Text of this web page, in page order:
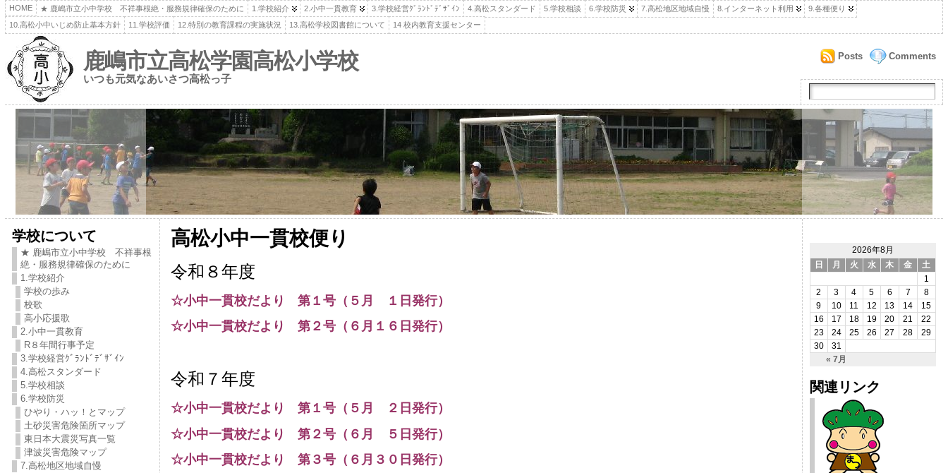
HOME ★ 鹿嶋市立小中学校 不祥事根絶・服務規律確保のために 1.学校紹介 2.小中一貫教育 3.学校経営ｸﾞﾗﾝﾄﾞﾃﾞｻﾞｲﾝ 4.高松スタンダード 5.学校相談 6.学校防災 7.高松地区地域自慢 8.インターネット利用
9.各種便り
10.高松小中いじめ防止基本方針
11.学校評価 12.特別の教育課程の実施状況 13.高松学校図書館について 14 校内教育支援センター
鹿嶋市立高松学園高松小学校
いつも元気なあいさつ高松っ子
Comments
Posts
学校について
★ 鹿嶋市立小中学校 不祥事根
絶・服務規律確保のために
1.学校紹介
学校の歩み
校歌
高小応援歌
2.小中一貫教育
R８年間行事予定
3.学校経営ｸﾞﾗﾝﾄﾞﾃﾞｻﾞｲﾝ
4.高松スタンダード
5.学校相談
6.学校防災
ひやり・ハッ！とマップ
土砂災害危険箇所マップ
東日本大震災写真一覧
津波災害危険マップ
7.高松地区地域自慢
高松小中一貫校便り
令和８年度
☆小中一貫校だより 第１号（５月 １日発行）
☆小中一貫校だより 第２号（６月１６日発行）
令和７年度
☆小中一貫校だより 第１号（５月 ２日発行）
☆小中一貫校だより 第２号（６月 ５日発行）
☆小中一貫校だより 第３号（６月３０日発行）
2026年8月
日
月 火 水 木 金 土
« 7月
1
2
3 4 5 6 7
8
9
10 11 12 13 14
15
16
17 18 19 20 21
22
23
24 25 26 27 28
29
30
31
関連リンク